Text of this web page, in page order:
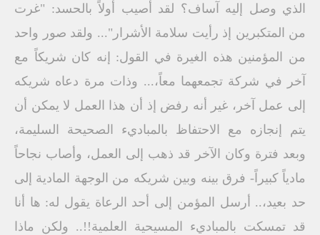
الذي وصل إليه آساف؟ لقد أصيب أولاً بالحسد: "غرت
من المتكبرين إذ رأيت سلامة الأشرار"... ولقد صور واحد
من المؤمنين هذه الغيرة في القول: إنه كان شريكاً مع
آخر في شركة تجمعهما معاً،... وذات مرة دعاه شريكه
إلى عمل آخر، غير أنه رفض إذ أن هذا العمل لا يمكن أن
يتم إنجازه مع الاحتفاظ بالمباديء الصحيحة السليمة،
وبعد فترة وكان الآخر قد ذهب إلى العمل، وأصاب نجاحاً
مادياً كبيراً- فرق بينه وبين شريكه من الوجهة المادية إلى
حد بعيد،.. أرسل المؤمن إلى أحد الرعاة يقول له: ها أنا
قد تمسكت بالمباديء المسيحية العلمية!!.. ولكن ماذا